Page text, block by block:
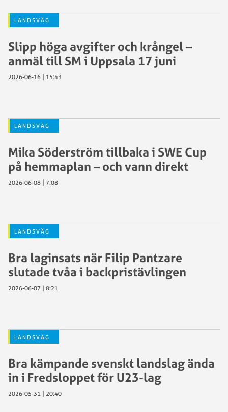
LANDSVÄG
Slipp höga avgifter och krångel –
anmäl till SM i Uppsala 17 juni
2026-06-16 | 15:43
LANDSVÄG
Mika Söderström tillbaka i SWE Cup
på hemmaplan – och vann direkt
2026-06-08 | 7:08
LANDSVÄG
Bra laginsats när Filip Pantzare
slutade tvåa i backpristävlingen
2026-06-07 | 8:21
LANDSVÄG
Bra kämpande svenskt landslag ända
in i Fredsloppet för U23-lag
2026-05-31 | 20:40